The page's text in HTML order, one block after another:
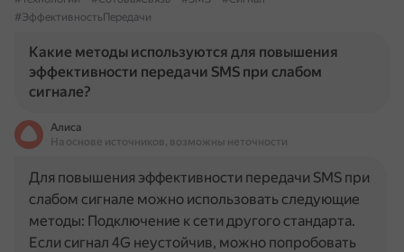
#ЭффективностьПередачи
Какие методы используются для повышения
эффективности передачи SMS при слабом
сигнале?
Алиса
На основе источников, возможны неточности
Для повышения эффективности передачи SMS при
слабом сигнале можно использовать следующие
методы: Подключение к сети другого стандарта.
Если сигнал 4G неустойчив, можно попробовать